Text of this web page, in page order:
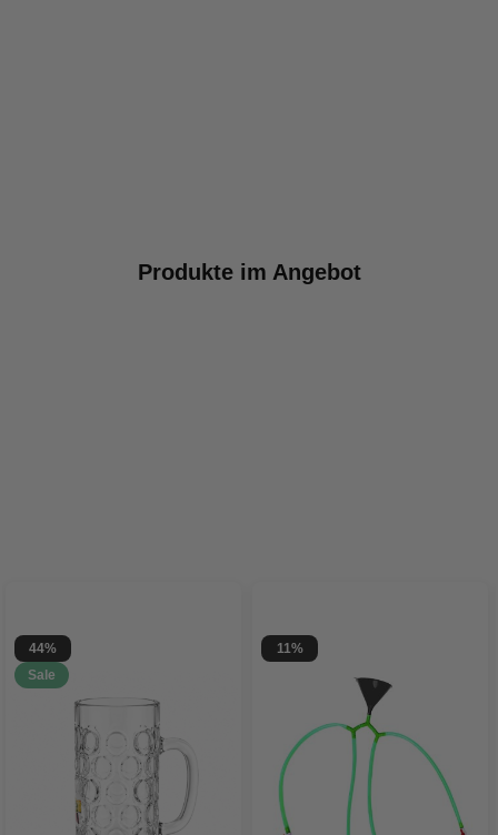
Produkte im Angebot
44%
Sale
11%